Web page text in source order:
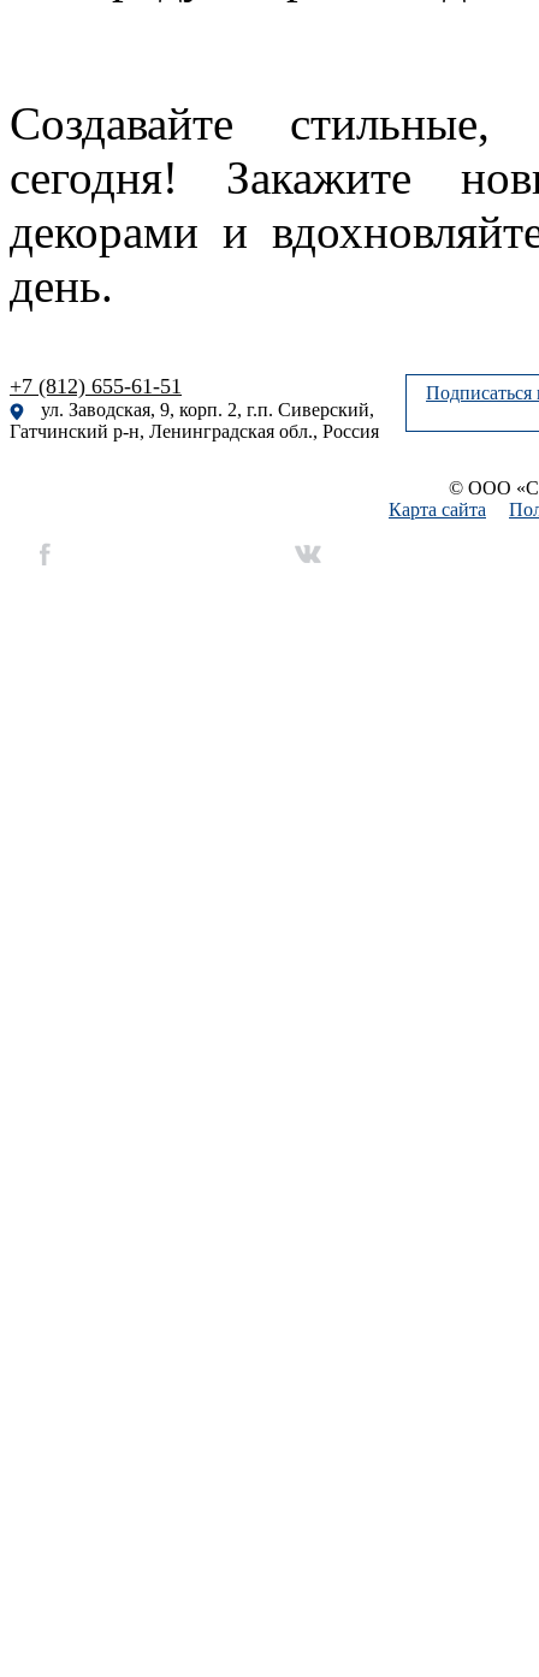
Создавайте
сегодня! Закажите
декорами и
день.
+7 (812) 655-61-51
ул. Заводская, 9, корп. 2, г.п. Сиверский,
Гатчинский р-н, Ленинградская обл., Россия
Подписаться
© ООО
Карта сайта